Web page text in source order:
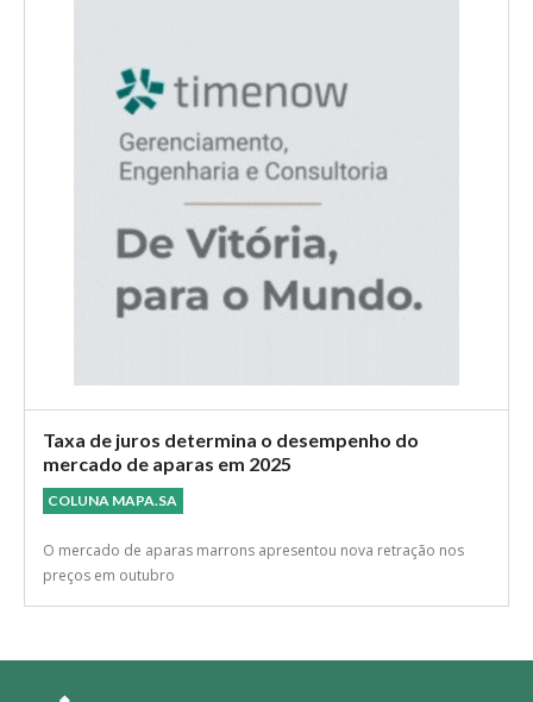
Taxa de juros determina o desempenho do
mercado de aparas em 2025
COLUNA MAPA.SA
O mercado de aparas marrons apresentou nova retração nos
preços em outubro